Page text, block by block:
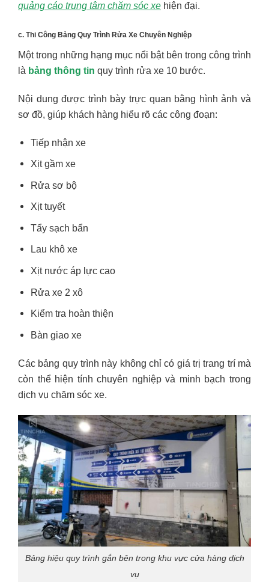
quảng cáo trung tâm chăm sóc xe hiện đại.
c. Thi Công Bảng Quy Trình Rửa Xe Chuyên Nghiệp
Một trong những hạng mục nổi bật bên trong công trình
là bảng thông tin quy trình rửa xe 10 bước.
Nội dung được trình bày trực quan bằng hình ảnh và
sơ đồ, giúp khách hàng hiểu rõ các công đoạn:
Tiếp nhận xe
Xịt gầm xe
Rửa sơ bộ
Xịt tuyết
Tẩy sạch bẩn
Lau khô xe
Xịt nước áp lực cao
Rửa xe 2 xô
Kiểm tra hoàn thiện
Bàn giao xe
Các bảng quy trình này không chỉ có giá trị trang trí mà
còn thể hiện tính chuyên nghiệp và minh bạch trong
dịch vụ chăm sóc xe.
Bảng hiệu quy trình gắn bên trong khu vực cửa hàng dịch
vụ